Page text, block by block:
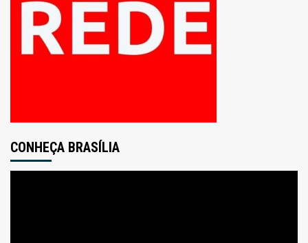
CONHEÇA BRASÍLIA